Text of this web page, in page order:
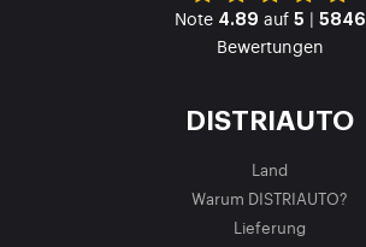
Note 4.89 auf 5 | 5846
Bewertungen
DISTRIAUTO
Land
Warum DISTRIAUTO?
Lieferung